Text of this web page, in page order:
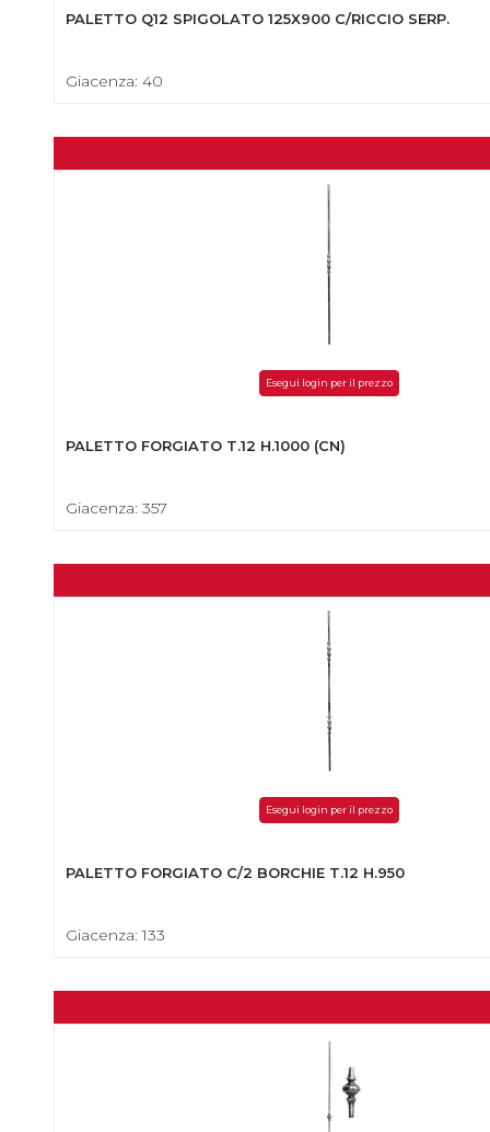
PALETTO Q12 SPIGOLATO 125X900 C/RICCIO SERP.
Giacenza: 40
Esegui login per il prezzo
PALETTO FORGIATO T.12 H.1000 (CN)
Giacenza: 357
Esegui login per il prezzo
PALETTO FORGIATO C/2 BORCHIE T.12 H.950
Giacenza: 133